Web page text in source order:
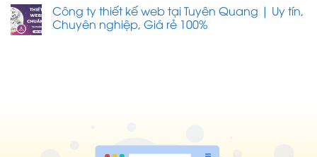
Công ty thiết kế web tại Tuyên Quang | Uy tín,
Chuyên nghiệp, Giá rẻ 100%